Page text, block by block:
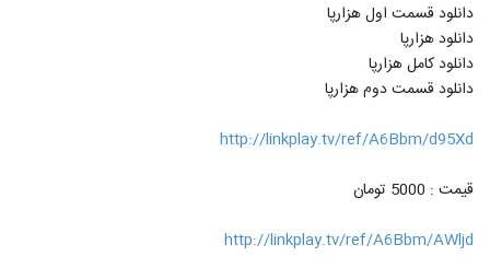
دانلود قسمت اول هزارپا
دانلود هزارپا
دانلود کامل هزارپا
دانلود قسمت دوم هزارپا
http://linkplay.tv/ref/A6Bbm/d95Xd
قیمت : 5000 تومان
http://linkplay.tv/ref/A6Bbm/AWljd